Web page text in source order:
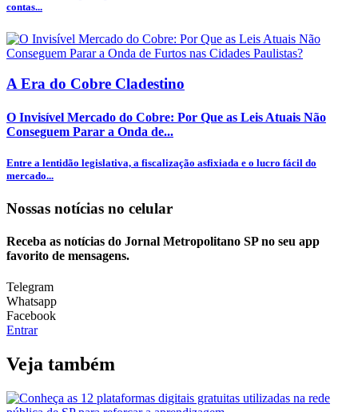
contas...
A Era do Cobre Cladestino
O Invisível Mercado do Cobre: Por Que as Leis Atuais Não
Conseguem Parar a Onda de...
Entre a lentidão legislativa, a fiscalização asfixiada e o lucro fácil do
mercado...
Nossas notícias no celular
Receba as notícias do Jornal Metropolitano SP no seu app
favorito de mensagens.
Telegram
Whatsapp
Facebook
Entrar
Veja também